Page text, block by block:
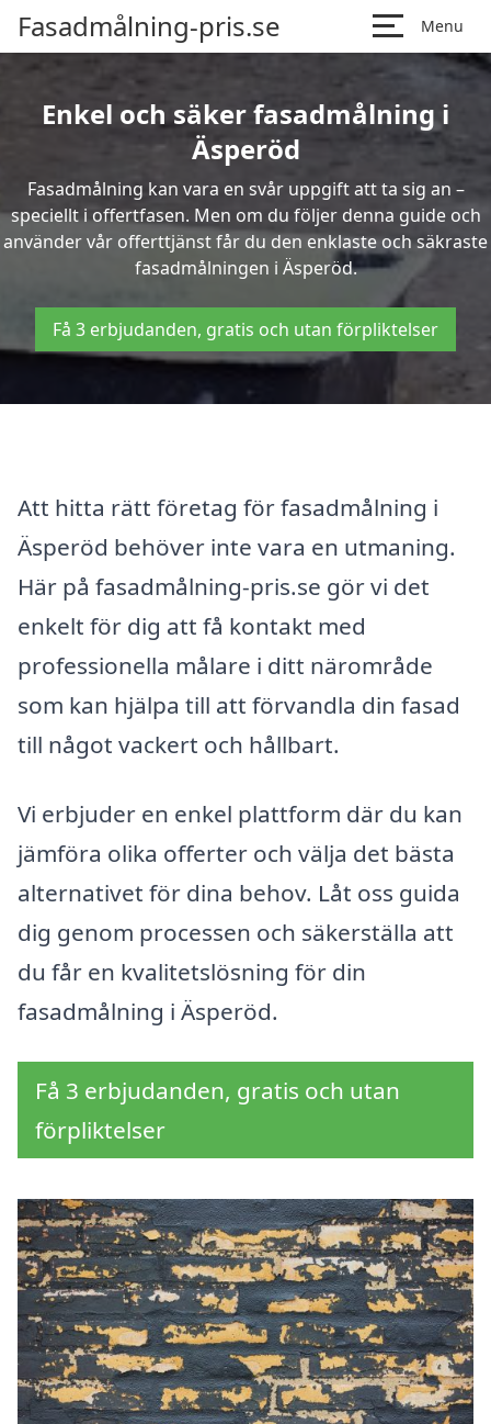
Fasadmålning-pris.se Menu
Enkel och säker fasadmålning i
Äsperöd
Fasadmålning kan vara en svår uppgift att ta sig an –
speciellt i offertfasen. Men om du följer denna guide och
använder vår offerttjänst får du den enklaste och säkraste
fasadmålningen i Äsperöd.
Få 3 erbjudanden, gratis och utan förpliktelser
Att hitta rätt företag för fasadmålning i
Äsperöd behöver inte vara en utmaning.
Här på fasadmålning-pris.se gör vi det
enkelt för dig att få kontakt med
professionella målare i ditt närområde
som kan hjälpa till att förvandla din fasad
till något vackert och hållbart.
Vi erbjuder en enkel plattform där du kan
jämföra olika offerter och välja det bästa
alternativet för dina behov. Låt oss guida
dig genom processen och säkerställa att
du får en kvalitetslösning för din
fasadmålning i Äsperöd.
Få 3 erbjudanden, gratis och utan
förpliktelser